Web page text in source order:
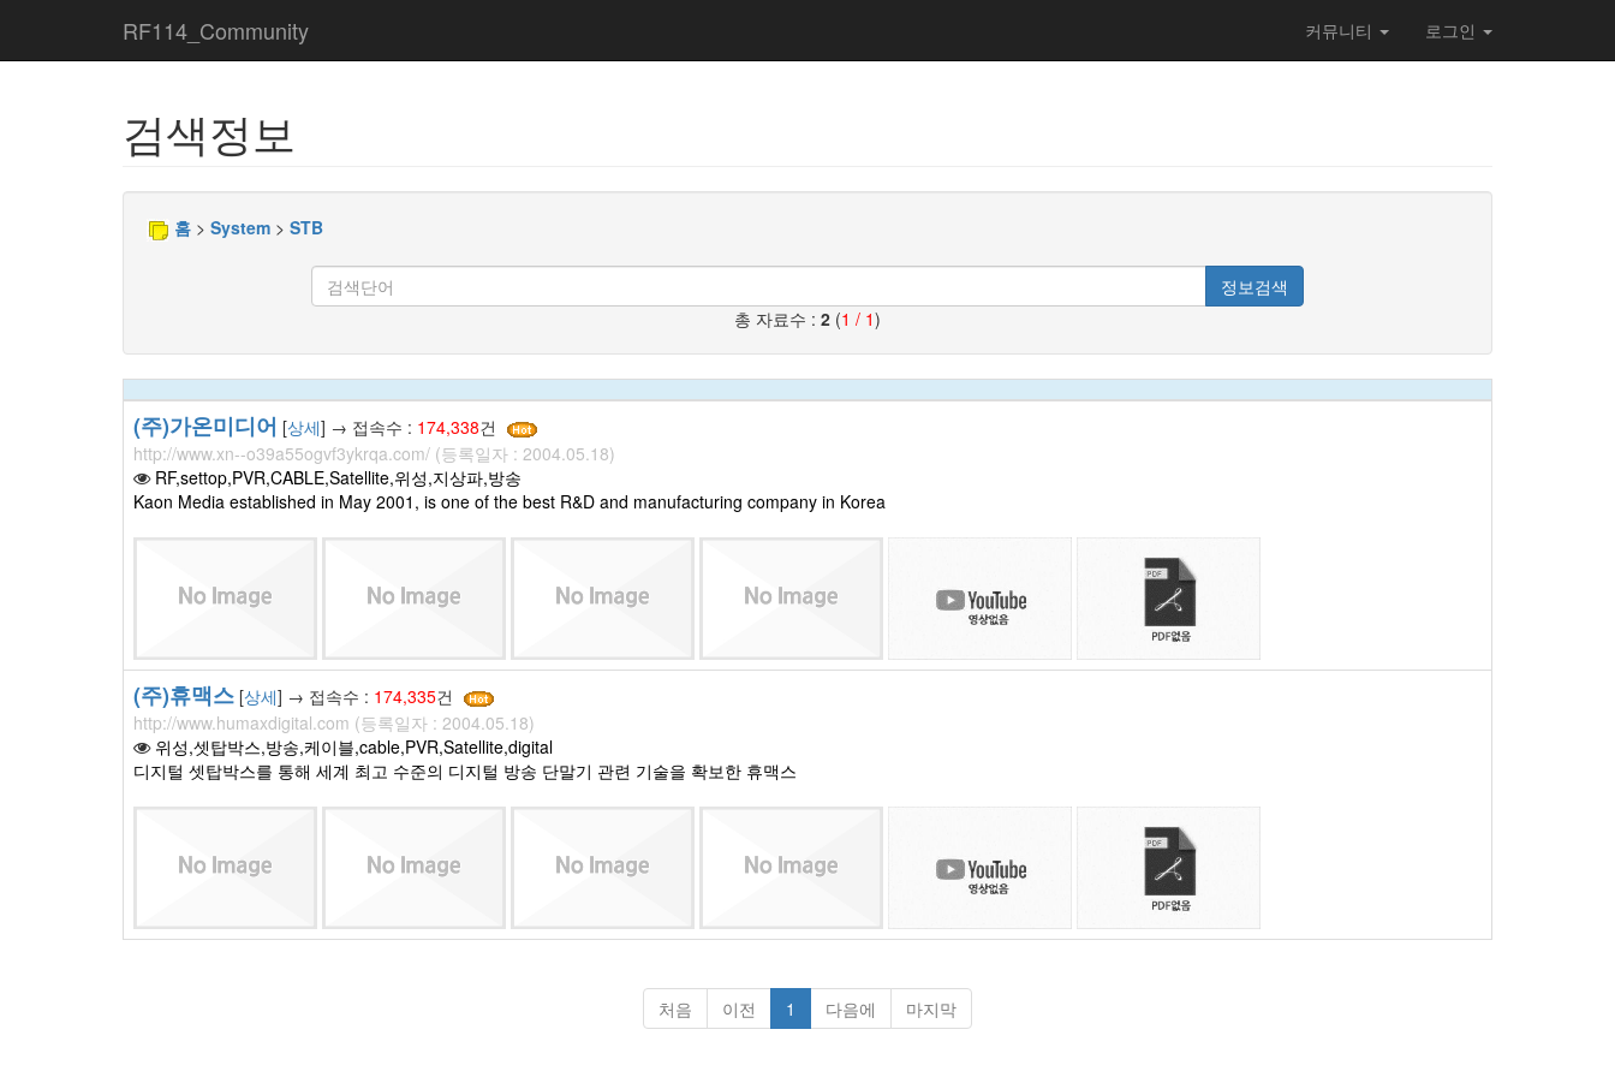
RF114_Community 커뮤니티 로그인
검색정보
홈 > System > STB
정보검색
총 자료수 : 2 (1 / 1)
(주)가온미디어 [상세] → 접속수 : 174,338건
http://www.xn--o39a55ogvf3ykrqa.com/ (등록일자 : 2004.05.18)
RF,settop,PVR,CABLE,Satellite,위성,지상파,방송
Kaon Media established in May 2001, is one of the best R&D and manufacturing company in Korea
(주)휴맥스 [상세] → 접속수 : 174,335건
http://www.humaxdigital.com (등록일자 : 2004.05.18)
위성,셋탑박스,방송,케이블,cable,PVR,Satellite,digital
디지털 셋탑박스를 통해 세계 최고 수준의 디지털 방송 단말기 관련 기술을 확보한 휴맥스
처음 이전 1 다음에 마지막